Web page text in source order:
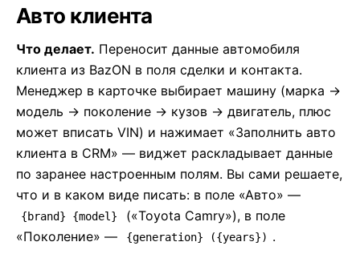
Авто клиента
Что делает. Переносит данные автомобиля
клиента из BazON в поля сделки и контакта.
Менеджер в карточке выбирает машину (марка →
модель → поколение → кузов → двигатель, плюс
может вписать VIN) и нажимает «Заполнить авто
клиента в CRM» — виджет раскладывает данные
по заранее настроенным полям. Вы сами решаете,
что и в каком виде писать: в поле «Авто» —
{brand} {model}
(«Toyota Camry»), в поле
«Поколение» —
{generation} ({years}) .